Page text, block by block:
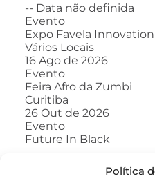
Política
-- Data não definida
Evento
Expo Favela Innovation
Vários Locais
16 Ago de 2026
Evento
Feira Afro da Zumbi
Curitiba
26 Out de 2026
Evento
Future In Black